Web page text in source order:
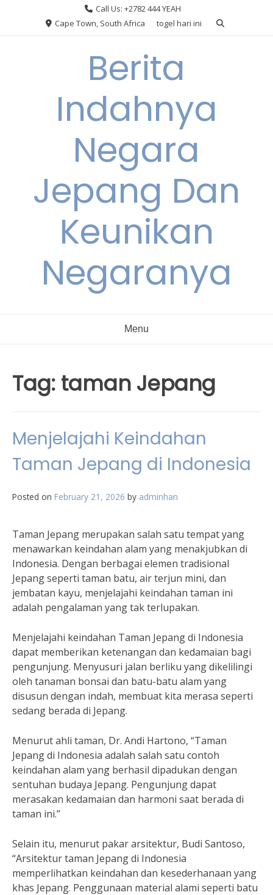
Call Us: +2782 444 YEAH
Cape Town, South Africa
togel hari ini
Berita
Indahnya
Negara
Jepang Dan
Keunikan
Negaranya
Menu
Tag: taman Jepang
Menjelajahi Keindahan
Taman Jepang di Indonesia
Posted on February 21, 2026 by adminhan
Taman Jepang merupakan salah satu tempat yang
menawarkan keindahan alam yang menakjubkan di
Indonesia. Dengan berbagai elemen tradisional
Jepang seperti taman batu, air terjun mini, dan
jembatan kayu, menjelajahi keindahan taman ini
adalah pengalaman yang tak terlupakan.
Menjelajahi keindahan Taman Jepang di Indonesia
dapat memberikan ketenangan dan kedamaian bagi
pengunjung. Menyusuri jalan berliku yang dikelilingi
oleh tanaman bonsai dan batu-batu alam yang
disusun dengan indah, membuat kita merasa seperti
sedang berada di Jepang.
Menurut ahli taman, Dr. Andi Hartono, “Taman
Jepang di Indonesia adalah salah satu contoh
keindahan alam yang berhasil dipadukan dengan
sentuhan budaya Jepang. Pengunjung dapat
merasakan kedamaian dan harmoni saat berada di
taman ini.”
Selain itu, menurut pakar arsitektur, Budi Santoso,
“Arsitektur taman Jepang di Indonesia
memperlihatkan keindahan dan kesederhanaan yang
khas Jepang. Penggunaan material alami seperti batu